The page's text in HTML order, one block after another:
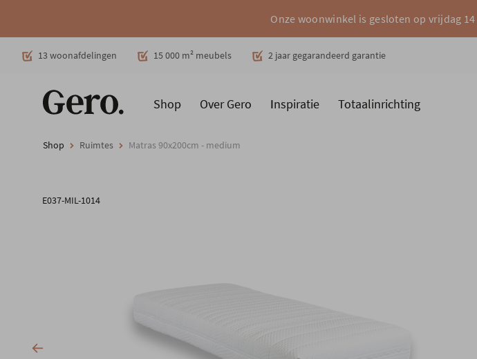
Onze woonwinkel is gesloten op vrijdag
13 woonafdelingen 15 000 m² meubels 2 jaar gegarandeerd garantie
Shop Over Gero Inspiratie Totaalinrichting
Promoties Producten Cadeaubon Woonstijlen Ruimtes Merken
Shop Ruimtes Matras 90x200cm - medium
E037-MIL-1014